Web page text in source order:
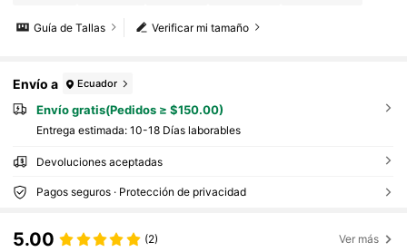
Verificar mi tamaño
Guía de Tallas
Envío a Ecuador
Envío gratis(Pedidos ≥ $150.00)
Entrega estimada: 10-18 Días laborables
Devoluciones aceptadas
Pagos seguros · Protección de privacidad
5.00 (2) Ver más